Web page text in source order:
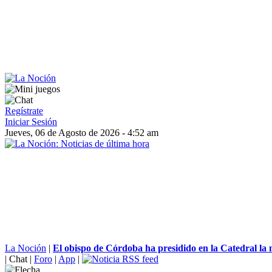
Regístrate
Iniciar Sesión
Jueves, 06 de Agosto de 2026 - 4:52 am
La Noción | El obispo de Córdoba ha presidido en la Catedral la
| Chat | Foro | App |